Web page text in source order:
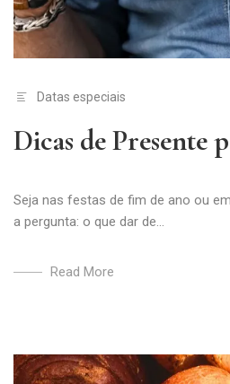
Datas especiais
Dicas de Presente
Seja nas festas de fim de ano ou
a pergunta: o que dar de...
Read More